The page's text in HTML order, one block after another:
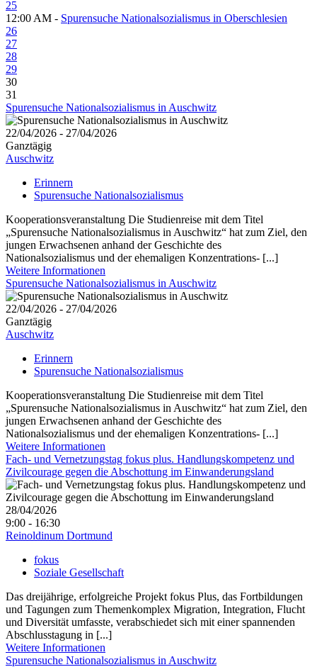
25
12:00 AM - Spurensuche Nationalsozialismus in Oberschlesien
26
27
28
29
30
31
Spurensuche Nationalsozialismus in Auschwitz
22/04/2026 - 27/04/2026
Ganztägig
Auschwitz
Erinnern
Spurensuche Nationalsozialismus
Kooperationsveranstaltung Die Studienreise mit dem Titel
„Spurensuche Nationalsozialismus in Auschwitz“ hat zum Ziel, den
jungen Erwachsenen anhand der Geschichte des
Nationalsozialismus und der ehemaligen Konzentrations- [...]
Weitere Informationen
Spurensuche Nationalsozialismus in Auschwitz
22/04/2026 - 27/04/2026
Ganztägig
Auschwitz
Erinnern
Spurensuche Nationalsozialismus
Kooperationsveranstaltung Die Studienreise mit dem Titel
„Spurensuche Nationalsozialismus in Auschwitz“ hat zum Ziel, den
jungen Erwachsenen anhand der Geschichte des
Nationalsozialismus und der ehemaligen Konzentrations- [...]
Weitere Informationen
Fach- und Vernetzungstag fokus plus. Handlungskompetenz und
Zivilcourage gegen die Abschottung im Einwanderungsland
28/04/2026
9:00 - 16:30
Reinoldinum Dortmund
fokus
Soziale Gesellschaft
Das dreijährige, erfolgreiche Projekt fokus Plus, das Fortbildungen
und Tagungen zum Themenkomplex Migration, Integration, Flucht
und Diversität umfasste, verabschiedet sich mit einer spannenden
Abschlusstagung in [...]
Weitere Informationen
Spurensuche Nationalsozialismus in Auschwitz